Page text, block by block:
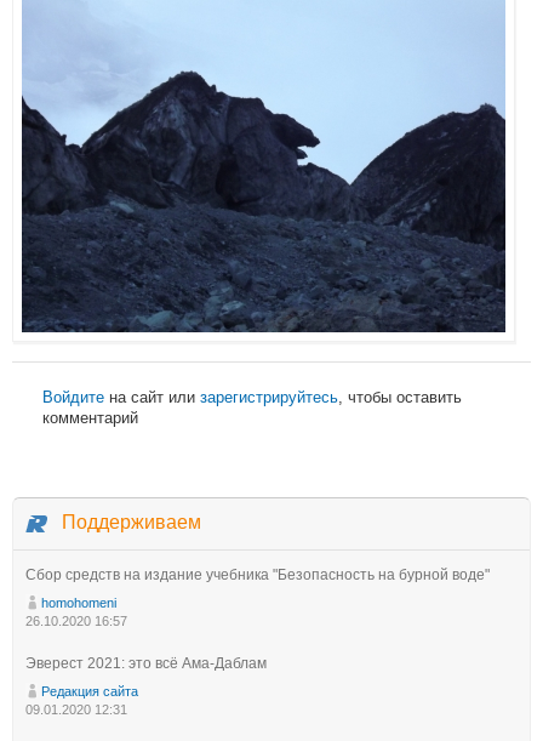
Войдите на сайт или зарегистрируйтесь, чтобы оставить
комментарий
Поддерживаем
Сбор средств на издание учебника "Безопасность на бурной воде"
homohomeni
26.10.2020 16:57
Эверест 2021: это всё Ама-Даблам
Редакция сайта
09.01.2020 12:31